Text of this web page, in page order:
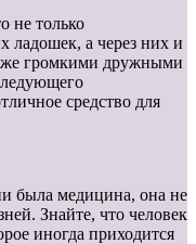
не только
ладошек, а через них и
же громкими дружными
средство для
была медицина, она не
Знайте, что человек
иногда приходится